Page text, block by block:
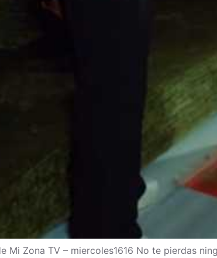
Mi Zona TV – miercoles1616 No te pierdas